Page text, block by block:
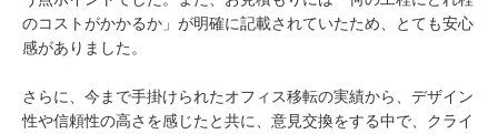
のコストがかかるか」が明確に記載されていたため、とても安心
感がありました。
さらに、今まで手掛けられたオフィス移転の実績から、デザイン
性や信頼性の高さを感じたと共に、意見交換をする中で、クライ